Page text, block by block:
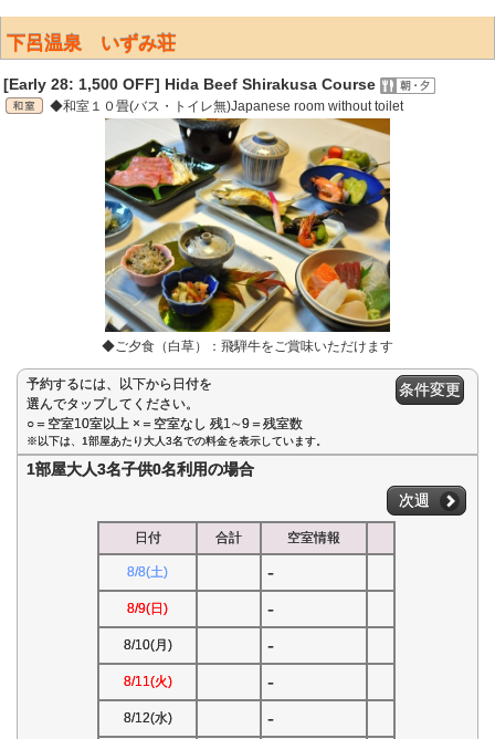
下呂温泉 いずみ荘
[Early 28: 1,500 OFF] Hida Beef Shirakusa Course
◆和室１０畳(バス・トイレ無)Japanese room without toilet
◆ご夕食（白草）：飛騨牛をご賞味いただけます
予約するには、以下から日付を
選んでタップしてください。
○＝空室10室以上 ×＝空室なし 残1∼9＝残室数
条件変更
※以下は、1部屋あたり大人3名での料金を表示しています。
1部屋大人3名子供0名利用の場合
次週
日付 合計 空室情報
8/8(土) -
8/9(日) -
8/10(月) -
8/11(火) -
8/12(水) -